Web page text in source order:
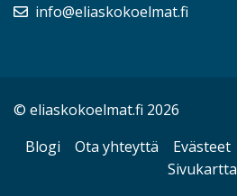
info@eliaskokoelmat.fi
© eliaskokoelmat.fi 2026
Blogi
Ota yhteyttä Evästeet
Sivukartta